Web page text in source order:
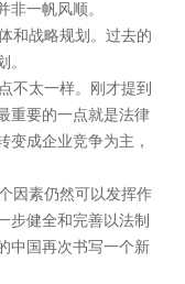
非一帆风顺。
和战略规划。过去的
。
不太一样。刚才提到
重要的一点就是法律
变成企业竞争为主，
因素仍然可以发挥作
步健全和完善以法制
中国再次书写一个新